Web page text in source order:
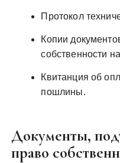
Протокол
Копии
собственности
Квитанция об
пошлины.
Документы,
право